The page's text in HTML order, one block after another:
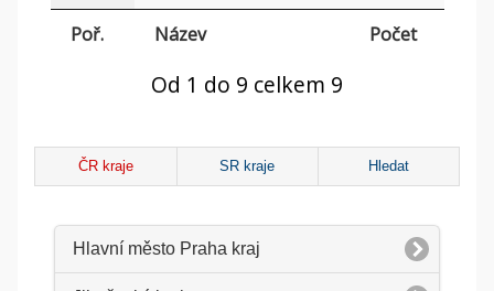
Poř.
Název Počet
Od 1 do 9 celkem 9
ČR kraje SR kraje Hledat
Hlavní město Praha kraj